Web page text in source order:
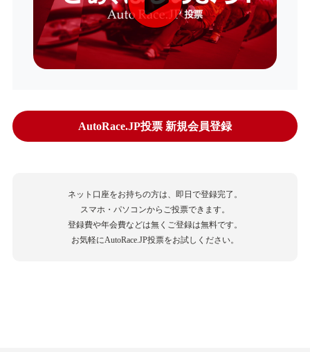
AutoRace.JP投票 新規会員登録
ネット口座をお持ちの方は、即日で登録完了。
スマホ・パソコンからご投票できます。
登録費や年会費などは無くご登録は無料です。
お気軽にAutoRace.JP投票をお試しください。